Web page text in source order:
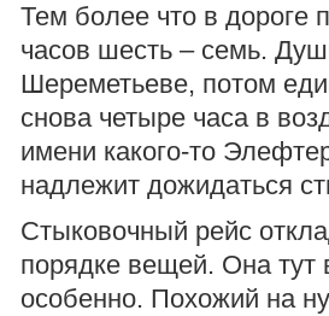
Тем более что в
часов шесть – семь.
Шереметьеве, потом
снова четыре часа в
имени какого-то
надлежит дожидаться
Стыковочный рейс
порядке вещей. Она тут
особенно. Похожий на